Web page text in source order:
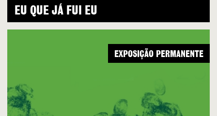
EU QUE JÁ FUI EU
EXPOSIÇÃO PERMANENTE